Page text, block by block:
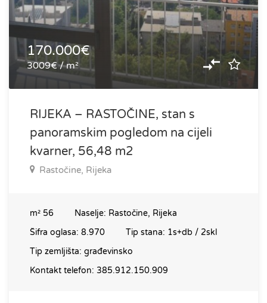
170.000€
3009€ / m²
RIJEKA – RASTOČINE, stan s
panoramskim pogledom na cijeli
kvarner, 56,48 m2
Rastočine, Rijeka
m² 56 Naselje: Rastočine, Rijeka
Šifra oglasa: 8.970 Tip stana: 1s+db / 2skl
Tip zemljišta: građevinsko
Kontakt telefon: 385.912.150.909